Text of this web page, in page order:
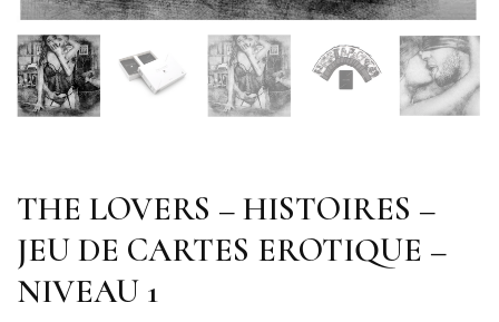
THE LOVERS – HISTOIRES –
JEU DE CARTES EROTIQUE –
NIVEAU 1